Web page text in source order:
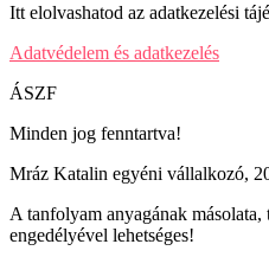
Itt elolvashatod az adatkezelési
Adatvédelem és adatkezelés
ÁSZF
Minden jog fenntartva!
Mráz Katalin egyéni vállalkozó,
A tanfolyam anyagának másolata,
engedélyével lehetséges!